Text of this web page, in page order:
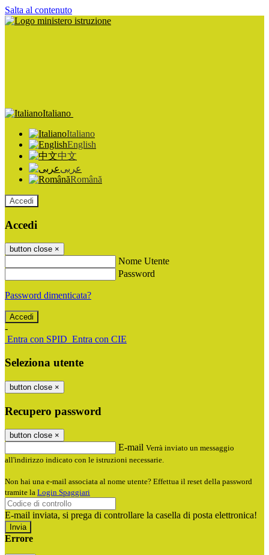
Salta al contenuto
Italiano
Italiano
English
中文
عربى
Română
Accedi
Accedi
button close ×
Nome Utente
Password
Password dimenticata?
-
Entra con SPID Entra con CIE
Seleziona utente
button close ×
Recupero password
button close ×
E-mail Verrà inviato un messaggio
all'indirizzo indicato con le istruzioni necessarie.
Non hai una e-mail associata al nome utente? Effettua il reset della password
tramite la Login Spaggiari
E-mail inviata, si prega di controllare la casella di posta elettronica!
Errore